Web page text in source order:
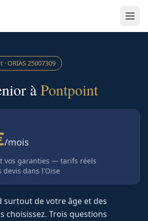
ORIAS25007309
àPontpoint
/mois
vos garanties — tarifs réels
devis dans l'Oise
de votre âge et des
choisissez. Trois questions